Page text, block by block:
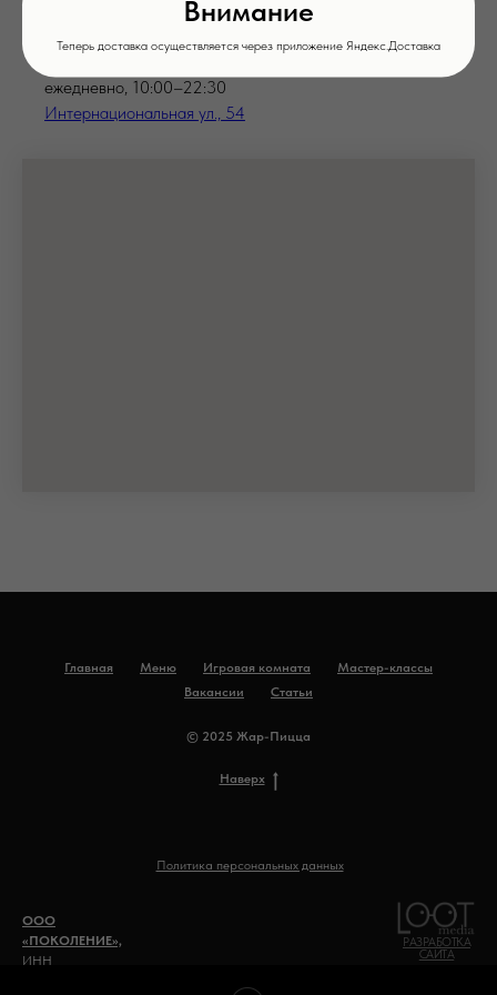
Бронирование столов:
+7 (4752) 71-03-97
ежедневно, 10:00–22:30
Интернациональная ул., 54
Главная Меню Игровая комната
Мастер-классы
Вакансии
Статьи
© 2025 Жар-Пицца
Наверх
РАЗРАБОТКА
САЙТА
Политика персональных данных
ООО
«ПОКОЛЕНИЕ»,
ИНН
Внимание
Теперь доставка осуществляется через приложение Яндекс.Доставка